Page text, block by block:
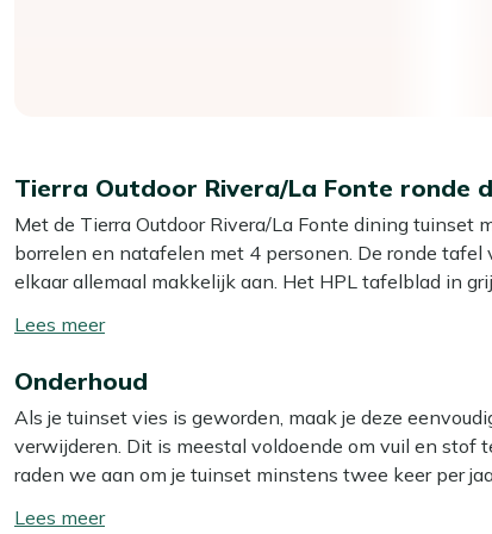
Tierra Outdoor Rivera/La Fonte ronde
Met de Tierra Outdoor Rivera/La Fonte dining tuinset
borrelen en natafelen met 4 personen. De ronde
elkaar allemaal makkelijk aan. Het HPL tafelblad in
gepland. Deze set is ideaal als je een compacte,
Eigenschappen
Ronde tafel van 120 cm:je zit met 4 personen
vrienden.
Toon/verberg
meer
Onderhoud
Als je tuinset vies is geworden, maak je deze
verwijderen. Dit is meestal voldoende om vuil en stof
raden we aan om je tuinset minstens twee keer per
Toon/verberg